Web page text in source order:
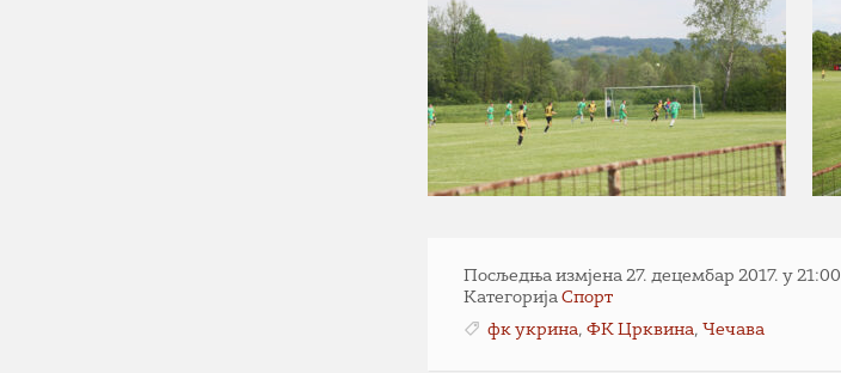
Посљедња измјена 27. децембар 2017. у 21:00
КатегоријаСпорт
фк укрина,ФК Црквина,Чечава